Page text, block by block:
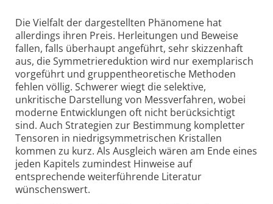
Die Vielfalt der dargestellten Phänomene hat
allerdings ihren Preis. Herleitungen und Beweise
fallen, falls überhaupt angeführt, sehr skizzenhaft
aus, die Symmetriereduktion wird nur exemplarisch
vorgeführt und gruppentheoretische Methoden
fehlen völlig. Schwerer wiegt die selektive,
unkritische Darstellung von Messverfahren, wobei
moderne Entwicklungen oft nicht berücksichtigt
sind. Auch Strategien zur Bestimmung kompletter
Tensoren in niedrigsymmetrischen Kristallen
kommen zu kurz. Als Ausgleich wären am Ende eines
jeden Kapitels zumindest Hinweise auf
entsprechende weiterführende Literatur
wünschenswert.